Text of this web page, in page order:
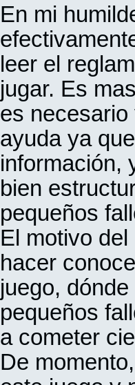
En mi
leer el
jugar. Es
es
ayuda ya
información,
bien
pequeños
El motivo
hacer
juego,
pequeños
a cometer
De